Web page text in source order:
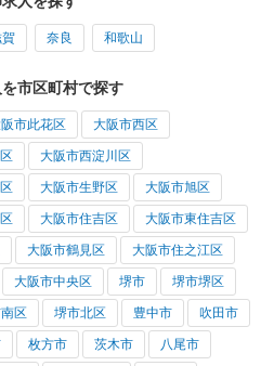
奈良 和歌山
市区町村で探す
市此花区 大阪市西区
大阪市西淀川区
大阪市生野区 大阪市旭区
大阪市住吉区 大阪市東住吉区
大阪市鶴見区 大阪市住之江区
大阪市中央区 堺市 堺市堺区
区 堺市北区 豊中市 吹田市
枚方市 茨木市 八尾市